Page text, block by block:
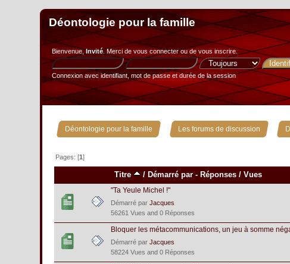
Déontologie pour la famille
Bienvenue,Invité. Merci devous connecterou devous inscrire.
Connexion avec identifiant, mot de passe et durée de la session
Déontologie pour la famille » Les forums de discussion »
Pages: [1]
Titre / Démarré par - Réponses /Vues
"Ta Yeule Michel !"
Démarré parJacques
56261 Vues and 0 Réponses
Bloquer les métacommunications, un jeu à somme
Démarré parJacques
58224 Vues and 0 Réponses